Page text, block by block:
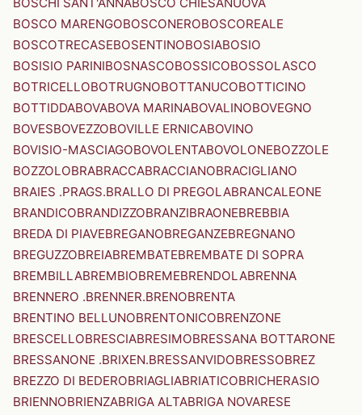
BOSCO MARENGOBOSCONEROBOSCOREALE
BOSCOTRECASEBOSENTINOBOSIABOSIO
BOSISIO PARINIBOSNASCOBOSSICOBOSSOLASCO
BOTRICELLOBOTRUGNOBOTTANUCOBOTTICINO
BOTTIDDABOVABOVA MARINABOVALINOBOVEGNO
BOVESBOVEZZOBOVILLE ERNICABOVINO
BOVISIO-MASCIAGOBOVOLENTABOVOLONEBOZZOLE
BOZZOLOBRABRACCABRACCIANOBRACIGLIANO
BRAIES .PRAGS.BRALLO DI PREGOLABRANCALEONE
BRANDICOBRANDIZZOBRANZIBRAONEBREBBIA
BREDA DI PIAVEBREGANOBREGANZEBREGNANO
BREGUZZOBREIABREMBATEBREMBATE DI SOPRA
BREMBILLABREMBIOBREMEBRENDOLABRENNA
BRENNERO .BRENNER.BRENOBRENTA
BRENTINO BELLUNOBRENTONICOBRENZONE
BRESCELLOBRESCIABRESIMOBRESSANA BOTTARONE
BRESSANONE .BRIXEN.BRESSANVIDOBRESSOBREZ
BREZZO DI BEDEROBRIAGLIABRIATICOBRICHERASIO
BRIENNOBRIENZABRIGA ALTABRIGA NOVARESE